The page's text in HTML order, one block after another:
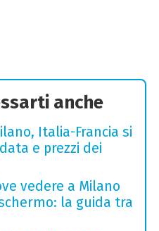
anche
Italia-Francia si
e prezzi dei
vedere a Milano
la guida tra